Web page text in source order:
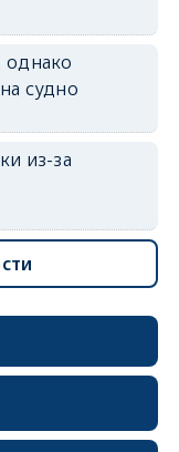
однако
судно
из-за